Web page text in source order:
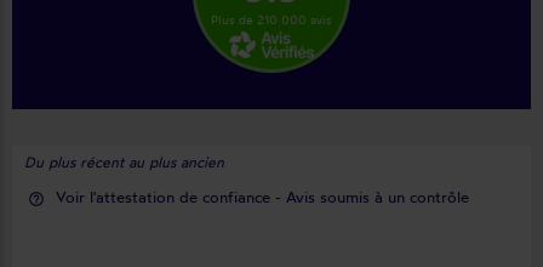
Plus de 210 000 avis
Du plus récent au plus ancien
help_outline Voir l'attestation de confiance - Avis soumis à un contrôle